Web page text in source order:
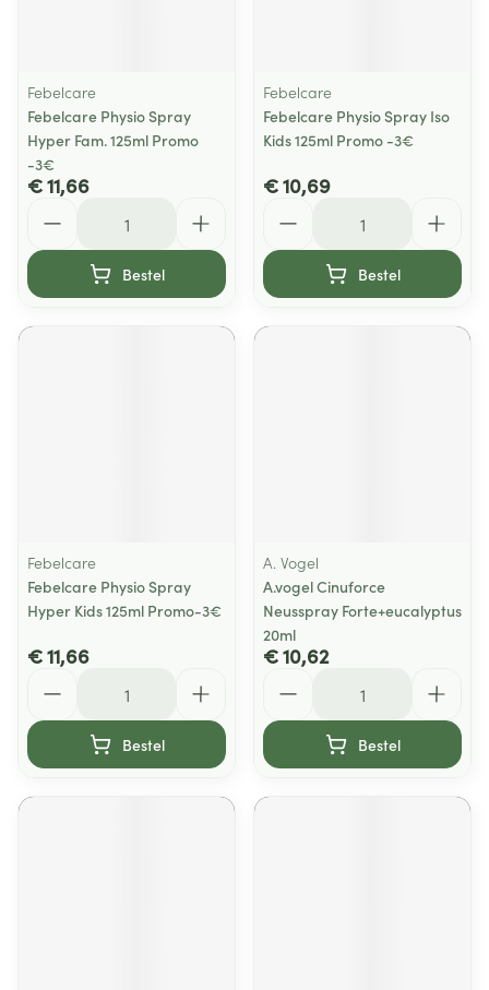
Febelcare
Febelcare Physio Spray
Hyper Fam. 125ml Promo
-3€
€ 11,66
Bestel
Febelcare
Febelcare Physio Spray Iso
Kids 125ml Promo -3€
€ 10,69
Bestel
Febelcare
Febelcare Physio Spray
Hyper Kids 125ml Promo-3€
€ 11,66
Bestel
A. Vogel
A.vogel Cinuforce
Neusspray Forte+eucalyptus
20ml
€ 10,62
Bestel